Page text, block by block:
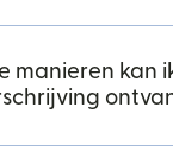
manieren kan